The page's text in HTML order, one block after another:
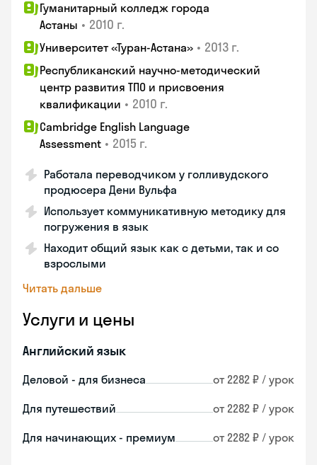
Гуманитарный колледж города
Астаны • 2010 г.
Университет «Туран-Астана» • 2013 г.
Республиканский научно-методический
центр развития ТПО и присвоения
квалификации • 2010 г.
Cambridge English Language
Assessment • 2015 г.
Работала переводчиком у голливудского
продюсера Дени Вульфа
Использует коммуникативную методику для
погружения в язык
Находит общий язык как с детьми, так и со
взрослыми
Читать дальше
Услуги и цены
Английский язык
Деловой - для бизнеса от 2282 ₽ / урок
Для путешествий от 2282 ₽ / урок
Для начинающих - премиум от 2282 ₽ / урок